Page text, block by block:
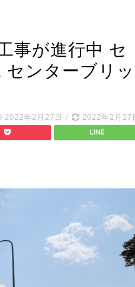
事が進行中 セ
ンターブリッ
2022年2月27日 / 2022年2月27